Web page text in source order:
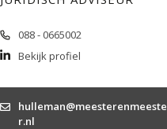
088 - 0665002
Bekijk profiel
hulleman@meesterenmeeste
r.nl